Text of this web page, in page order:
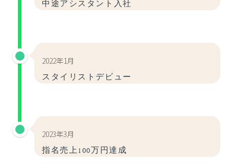
中途アシスタント入社
2022年1月
スタイリストデビュー
2023年3月
指名売上100万円達成